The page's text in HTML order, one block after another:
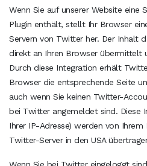
Wenn Sie auf unserer Website eine
Plugin enthält, stellt Ihr Browser
Servern von Twitter her. Der Inhalt
direkt an Ihren Browser übermittelt
Durch diese Integration erhält
Browser die entsprechende Seite
auch wenn Sie keinen Twitter-
bei Twitter angemeldet sind. Diese
Ihrer IP-Adresse) werden von
Twitter-Server in den USA